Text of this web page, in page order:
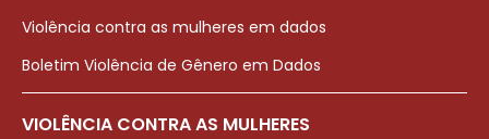
Violência contra as mulheres em dados
Boletim Violência de Gênero em Dados
VIOLÊNCIA CONTRA AS MULHERES